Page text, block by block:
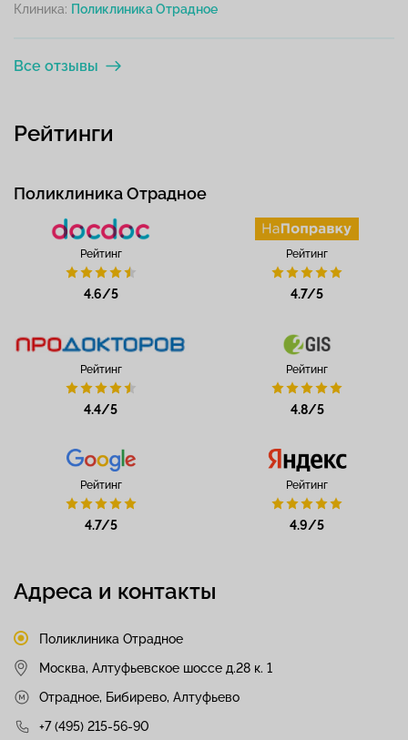
Клиника:
Все отзывы
Рейтинги
Поликлиника Отрадное
Рейтинг
4.6/5
Рейтинг
4.7/5
Рейтинг
4.4/5
Рейтинг
4.8/5
Рейтинг
4.7/5
Рейтинг
4.9/5
Адреса и контакты
Поликлиника Отрадное
Москва, Алтуфьевское шоссе д.28 к. 1
Отрадное, Бибирево, Алтуфьево
+7 (495) 215-56-90